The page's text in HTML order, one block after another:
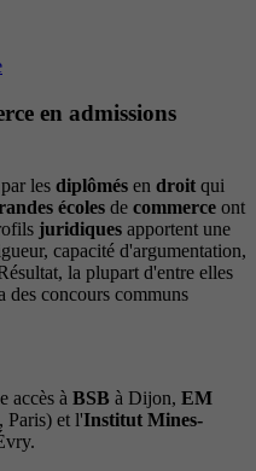
en admissions
les diplômés en droit qui
écoles de commerce ont
juridiques apportent une
capacité d'argumentation,
la plupart d'entre elles
des concours communs
accès à BSB à Dijon, EM
Paris) et l'Institut Mines-